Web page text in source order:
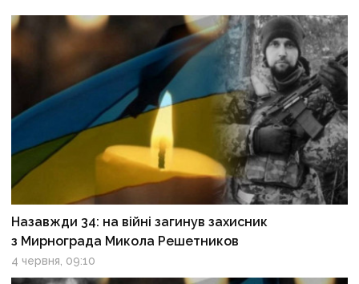
Назавжди 34: на війні загинув захисник
з Мирнограда Микола Решетников
4 червня, 09:10